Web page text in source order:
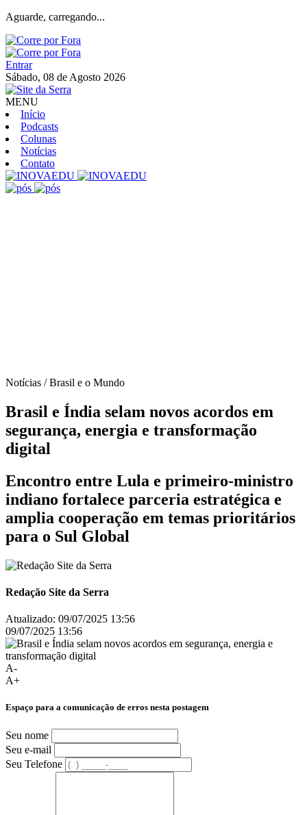
Aguarde, carregando...
Entrar
Sábado, 08 de Agosto 2026
MENU
Início
Podcasts
Colunas
Notícias
Contato
Notícias / Brasil e o Mundo
Brasil e Índia selam novos acordos em
segurança, energia e transformação
digital
Encontro entre Lula e primeiro-ministro
indiano fortalece parceria estratégica e
amplia cooperação em temas prioritários
para o Sul Global
Redação Site da Serra
Atualizado: 09/07/2025 13:56
09/07/2025 13:56
A-
A+
Espaço para a comunicação de erros nesta postagem
Seu nome
Seu e-mail
Seu Telefone